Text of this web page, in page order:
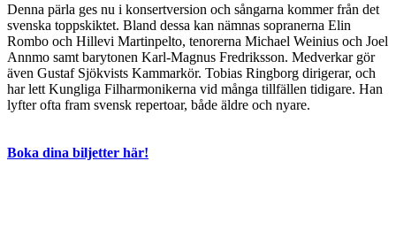
Denna pärla ges nu i konsertversion och sångarna kommer från det
svenska toppskiktet. Bland dessa kan nämnas sopranerna Elin
Rombo och Hillevi Martinpelto, tenorerna Michael Weinius och Joel
Annmo samt barytonen Karl-Magnus Fredriksson. Medverkar gör
även Gustaf Sjökvists Kammarkör. Tobias Ringborg dirigerar, och
har lett Kungliga Filharmonikerna vid många tillfällen tidigare. Han
lyfter ofta fram svensk repertoar, både äldre och nyare.
Boka dina biljetter här!